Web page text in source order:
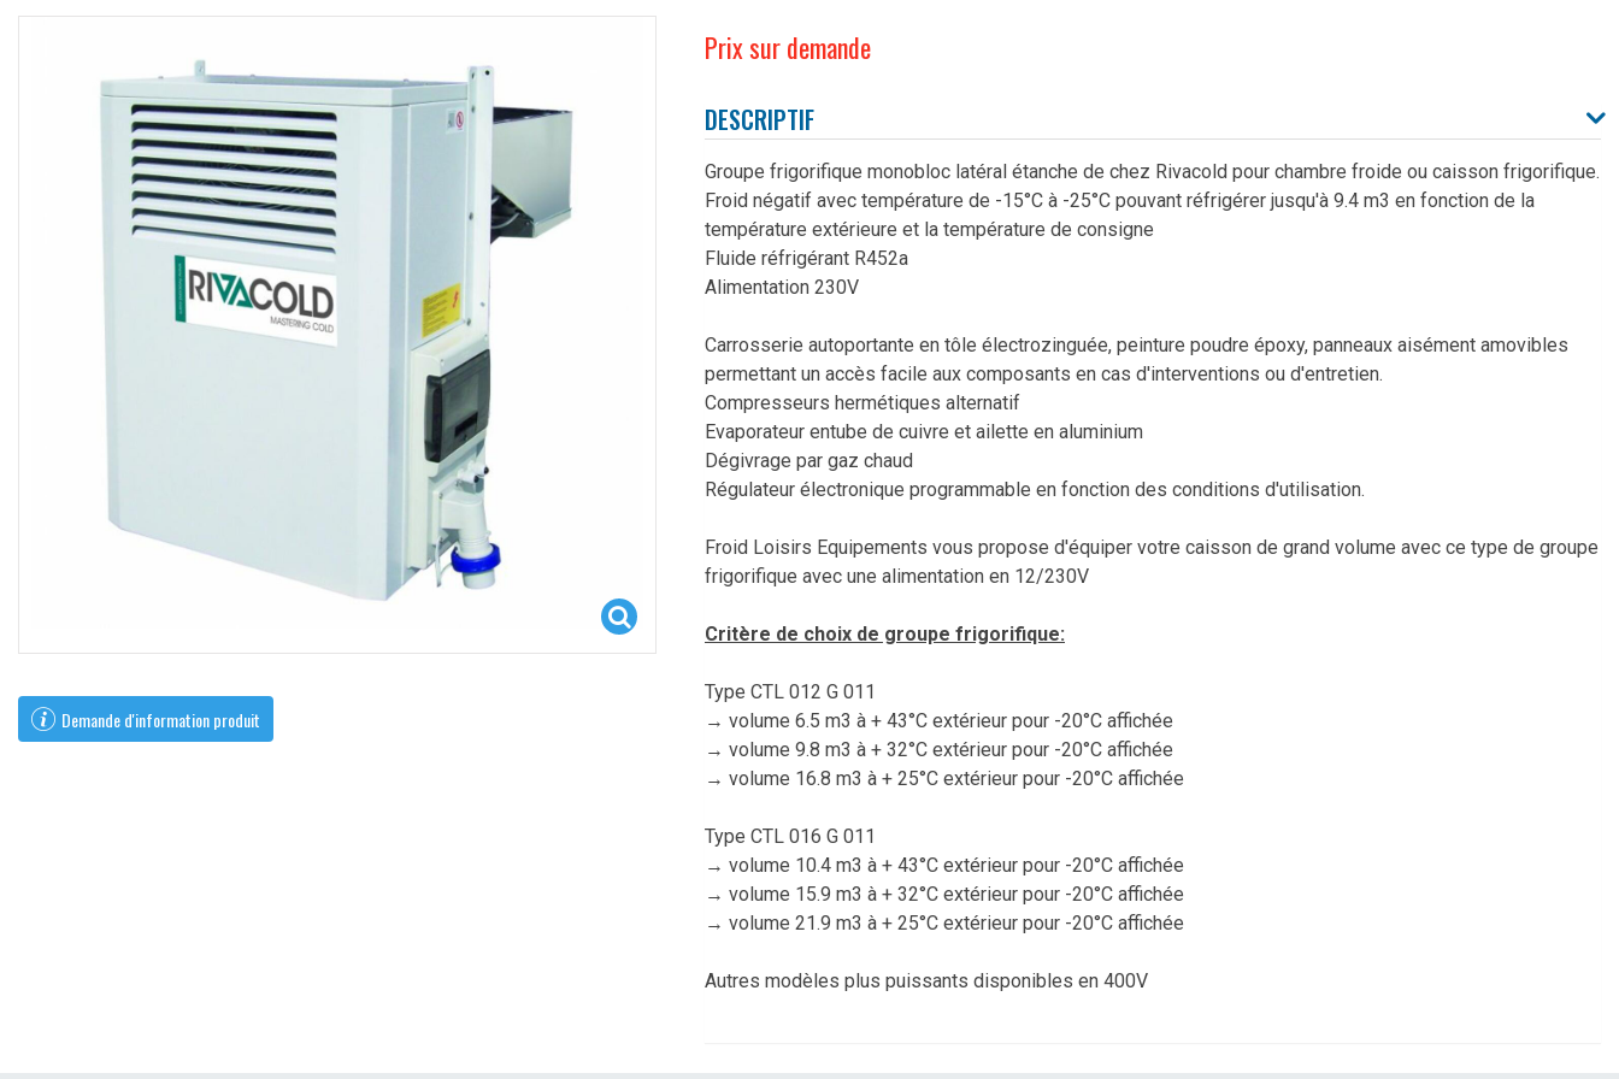
Prix sur demande
DESCRIPTIF
Groupe frigorifique monobloc latéral étanche de chez Rivacold pour chambre froide ou caisson frigorifique.
Froid négatif avec température de -15°C à -25°C pouvant réfrigérer jusqu'à 9.4 m3 en fonction de la
température extérieure et la température de consigne
Fluide réfrigérant R452a
Alimentation 230V
Carrosserie autoportante en tôle électrozinguée, peinture poudre époxy, panneaux aisément amovibles
permettant un accès facile aux composants en cas d'interventions ou d'entretien.
Compresseurs hermétiques alternatif
Evaporateur entube de cuivre et ailette en aluminium
Dégivrage par gaz chaud
Régulateur électronique programmable en fonction des conditions d'utilisation.
Froid Loisirs Equipements vous propose d'équiper votre caisson de grand volume avec ce type de groupe
frigorifique avec une alimentation en 12/230V
Critère de choix de groupe frigorifique:
Type CTL 012 G 011
→ volume 6.5 m3 à + 43°C extérieur pour -20°C affichée
→ volume 9.8 m3 à + 32°C extérieur pour -20°C affichée
→ volume 16.8 m3 à + 25°C extérieur pour -20°C affichée
Type CTL 016 G 011
→ volume 10.4 m3 à + 43°C extérieur pour -20°C affichée
→ volume 15.9 m3 à + 32°C extérieur pour -20°C affichée
→ volume 21.9 m3 à + 25°C extérieur pour -20°C affichée
Autres modèles plus puissants disponibles en 400V
Demande d'information produit